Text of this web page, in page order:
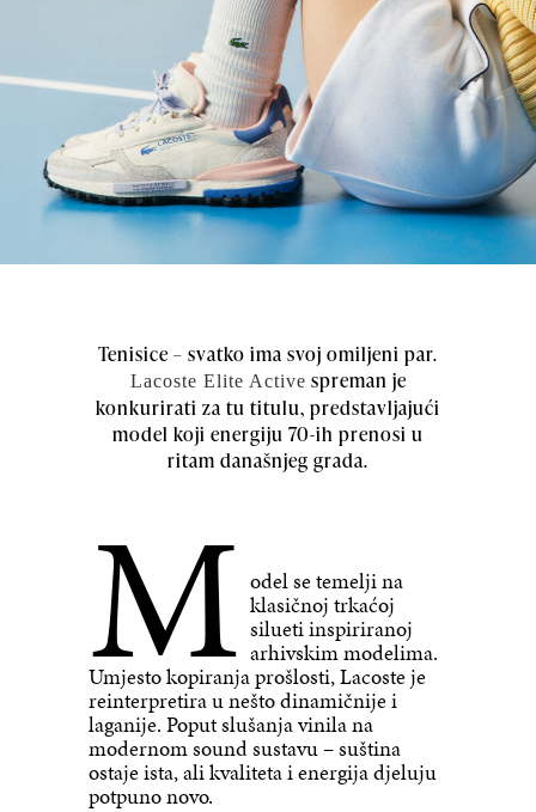
Tenisice – svatko ima svoj omiljeni par.
Lacoste Elite Active spreman je
konkurirati za tu titulu, predstavljajući
model koji energiju 70-ih prenosi u
ritam današnjeg grada.
M odel se temelji na
klasičnoj trkaćoj
silueti inspiriranoj
arhivskim modelima.
Umjesto kopiranja prošlosti, Lacoste je
reinterpretira u nešto dinamičnije i
laganije. Poput slušanja vinila na
modernom sound sustavu – suština
ostaje ista, ali kvaliteta i energija djeluju
potpuno novo.